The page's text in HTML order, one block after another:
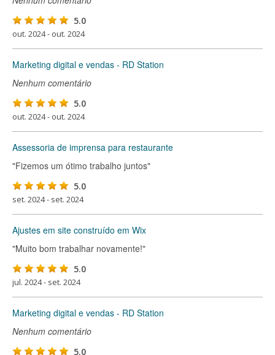
5.0
out. 2024 - out. 2024
Marketing digital e vendas - RD Station
Nenhum comentário
5.0
out. 2024 - out. 2024
Assessoria de imprensa para restaurante
"Fizemos um ótimo trabalho juntos"
5.0
set. 2024 - set. 2024
Ajustes em site construído em Wix
"Muito bom trabalhar novamente!"
5.0
jul. 2024 - set. 2024
Marketing digital e vendas - RD Station
Nenhum comentário
5.0